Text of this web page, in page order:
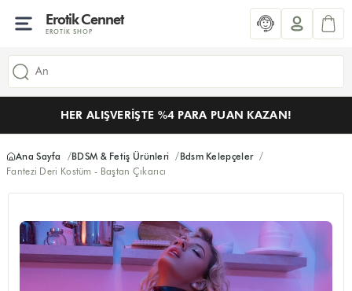
Erotik Cennet
EROTIK SHOP
HER ALIŞVERIŞTE %4 PARA PUAN KAZAN!
Ana Sayfa BDSM & Fetiş Ürünleri
Bdsm Kelepçeler
Fantezi Deri Kostüm - Baştan Çıkarıcı